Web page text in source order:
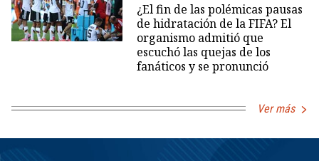
¿El fin de las polémicas pausas
de hidratación de la FIFA? El
organismo admitió que
escuchó las quejas de los
fanáticos y se pronunció
Ver más